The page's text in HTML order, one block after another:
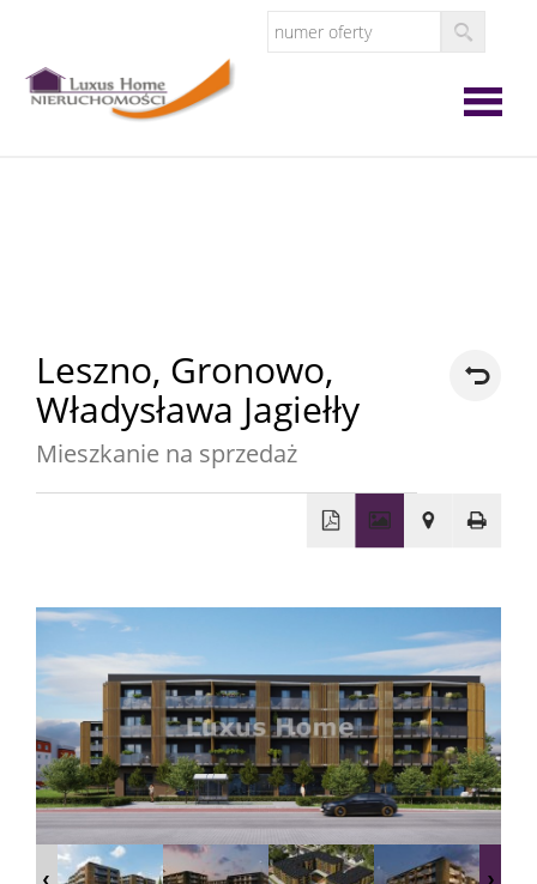
Zgłoś
Zgłoś
chęć
kupna
Leszno, Gronowo,
Władysława Jagiełły
Mieszkanie na sprzedaż